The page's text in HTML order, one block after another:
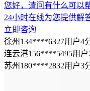
您好，请问有什么可以
24小时在线为您提供解
立即咨询
徐州134****6327用户4
连云港156****5495用
苏州180****2832用户3